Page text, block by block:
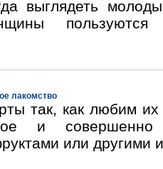
выглядеть
пользуются
лакомство
так, как любим
и
или другими